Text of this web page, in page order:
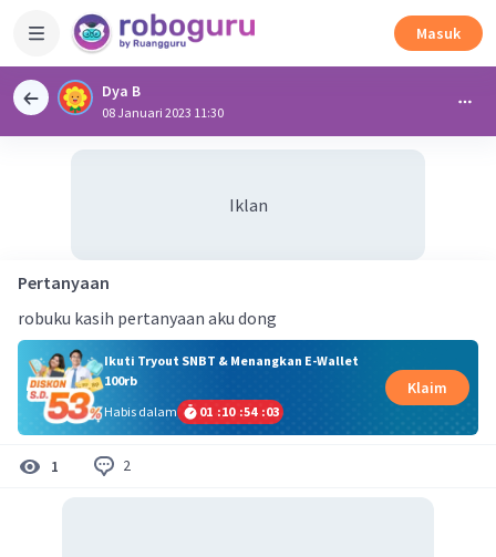
Masuk
Dya B
08 Januari 2023 11:30
Iklan
Pertanyaan
robuku kasih pertanyaan aku dong
Ikuti Tryout SNBT & Menangkan E-Wallet
100rb
Habis dalam
01 :10 :54 :02
Klaim
1 2